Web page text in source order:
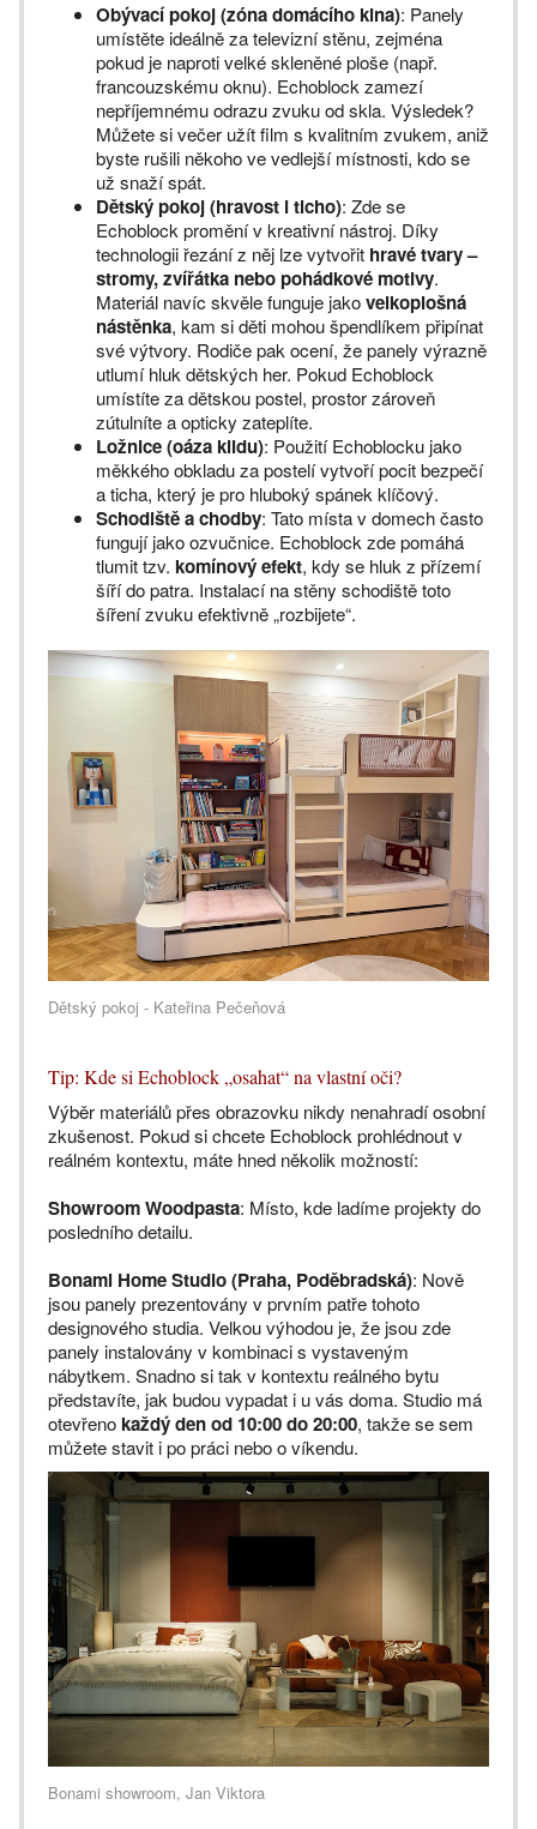
Obývací pokoj (zóna domácího kina): Panely
umístěte ideálně za televizní stěnu, zejména
pokud je naproti velké skleněné ploše (např.
francouzskému oknu). Echoblock zamezí
nepříjemnému odrazu zvuku od skla. Výsledek?
Můžete si večer užít film s kvalitním zvukem, aniž
byste rušili někoho ve vedlejší místnosti, kdo se
už snaží spát.
Dětský pokoj (hravost i ticho): Zde se
Echoblock promění v kreativní nástroj. Díky
technologii řezání z něj lze vytvořit hravé tvary –
stromy, zvířátka nebo pohádkové motivy.
Materiál navíc skvěle funguje jakovelkoplošná
nástěnka, kam si děti mohou špendlíkem připínat
své výtvory. Rodiče pak ocení, že panely výrazně
utlumí hluk dětských her. Pokud Echoblock
umístíte za dětskou postel, prostor zároveň
zútulníte a opticky zateplíte.
Ložnice (oáza klidu): Použití Echoblocku jako
měkkého obkladu za postelí vytvoří pocit bezpečí
a ticha, který je pro hluboký spánek klíčový.
Schodiště a chodby: Tato místa v domech často
fungují jako ozvučnice. Echoblock zde pomáhá
tlumit tzv. komínový efekt, kdy se hluk z přízemí
šíří do patra. Instalací na stěny schodiště toto
šíření zvuku efektivně „rozbijete“.
Dětský pokoj - Kateřina Pečeňová
Tip: Kde si Echoblock „osahat“ na vlastní oči?
Výběr materiálů přes obrazovku nikdy nenahradí osobní
zkušenost. Pokud si chcete Echoblock prohlédnout v
reálném kontextu, máte hned několik možností:
Showroom Woodpasta: Místo, kde ladíme projekty do
posledního detailu.
Bonami Home Studio (Praha, Poděbradská): Nově
jsou panely prezentovány v prvním patře tohoto
designového studia. Velkou výhodou je, že jsou zde
panely instalovány v kombinaci s vystaveným
nábytkem. Snadno si tak v kontextu reálného bytu
představíte, jak budou vypadat i u vás doma. Studio má
otevřenokaždý den od 10:00 do 20:00, takže se sem
můžete stavit i po práci nebo o víkendu.
Bonami showroom, Jan Viktora